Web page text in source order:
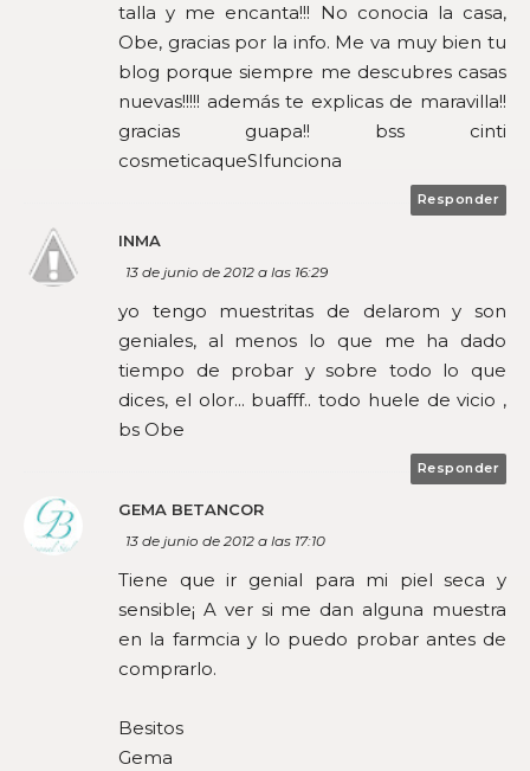
talla y me encanta!!! No conocia la casa,
Obe, gracias por la info. Me va muy bien tu
blog porque siempre me descubres casas
nuevas!!!!! además te explicas de maravilla!!
gracias guapa!! bss cinti
cosmeticaqueSIfunciona
Responder
INMA
13 de junio de 2012 a las 16:29
yo tengo muestritas de delarom y son
geniales, al menos lo que me ha dado
tiempo de probar y sobre todo lo que
dices, el olor... buafff.. todo huele de vicio ,
bs Obe
Responder
GEMA BETANCOR
13 de junio de 2012 a las 17:10
Tiene que ir genial para mi piel seca y
sensible¡ A ver si me dan alguna muestra
en la farmcia y lo puedo probar antes de
comprarlo.
Besitos
Gema